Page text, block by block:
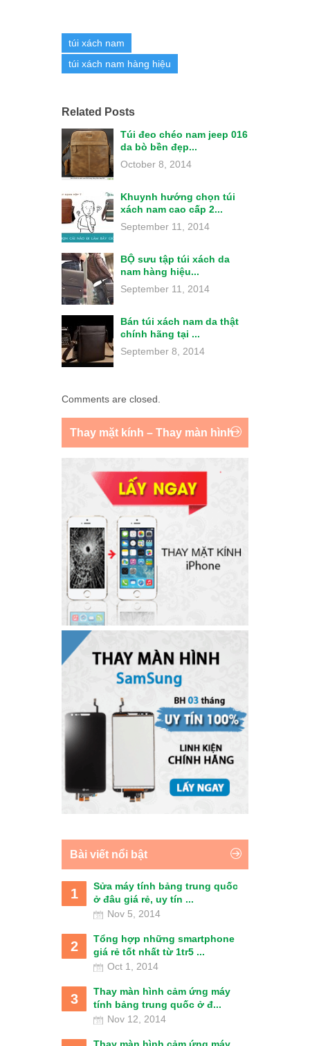
túi xách nam
túi xách nam hàng hiệu
Related Posts
Túi đeo chéo nam jeep 016
da bò bền đẹp...
October 8, 2014
Khuynh hướng chọn túi
xách nam cao cấp 2...
September 11, 2014
BỘ sưu tập túi xách da
nam hàng hiệu...
September 11, 2014
Bán túi xách nam da thật
chính hãng tại ...
September 8, 2014
Comments are closed.
Thay mặt kính – Thay màn hình
Bài viết nổi bật
1
Sửa máy tính bảng trung quốc
ở đâu giá rẻ, uy tín ...
Nov 5, 2014
2
Tổng hợp những smartphone
giá rẻ tốt nhất từ 1tr5 ...
Oct 1, 2014
3
Thay màn hình cảm ứng máy
tính bảng trung quốc ở đ...
Nov 12, 2014